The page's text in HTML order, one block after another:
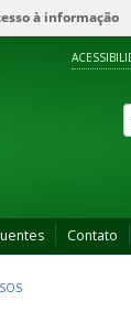
à informação
Contato